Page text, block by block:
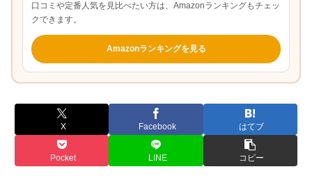
口コミや定番人気を見比べたい方は、Amazonランキングもチェッ
クできます。
Amazonランキングを見る
X Facebook はてブ
Pocket LINE コピー